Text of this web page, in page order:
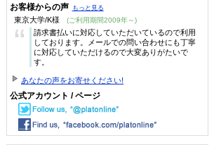
お客様からの声 もっと見る
東京大学/K様 (ご利用期間2009年～)
“
請求書払いに対応していただいているので利用
しております。メールでの問い合わせにも丁寧
に対応していただけるので大変ありがたいで
す。
あなたの声をお寄せください!
公式アカウント / ページ